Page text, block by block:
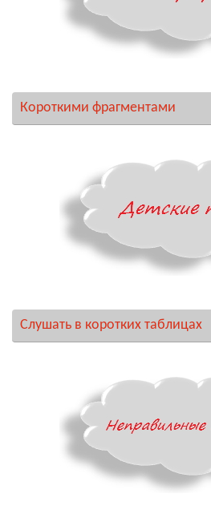
Короткими фрагментами
Слушать в коротких таблицах